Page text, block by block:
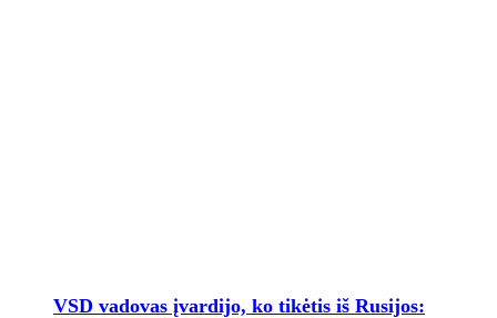
VSD vadovas įvardijo, ko tikėtis iš Rusijos: